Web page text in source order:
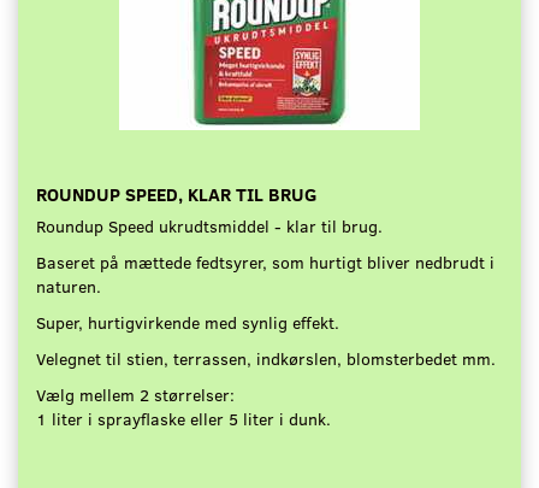
ROUNDUP SPEED, KLAR TIL BRUG
Roundup Speed ukrudtsmiddel - klar til brug.
Baseret på mættede fedtsyrer, som hurtigt bliver nedbrudt i
naturen.
Super, hurtigvirkende med synlig effekt.
Velegnet til stien, terrassen, indkørslen, blomsterbedet mm.
Vælg mellem 2 størrelser:
1 liter i sprayflaske eller 5 liter i dunk.